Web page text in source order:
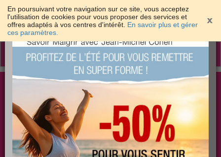
En poursuivant votre navigation sur ce site, vous acceptez
l'utilisation de cookies pour vous proposer des services et
offres adaptés à vos centres d'intérêt. En savoir plus et gérer
ces paramètres.
Toggle
Les meilleures solutions pour maigrir et être bien
dans sa peau
×